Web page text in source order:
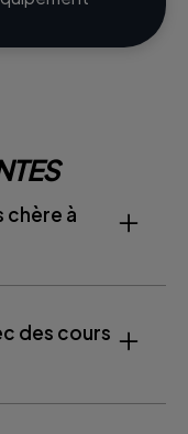
chère à
des cours